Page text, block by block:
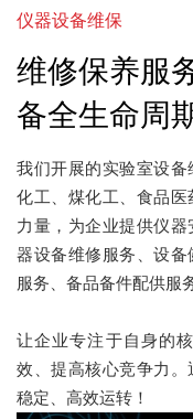
仪器设备维保
维修保养服
备全生命周
我们开展的实验室设
化工、煤化工、食品
力量，为企业提供仪
器设备维修服务、设
服务、备品备件配供服
让企业专注于自身的
效、提高核心竞争力。
稳定、高效运转！